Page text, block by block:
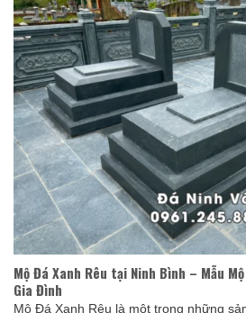
Mộ Đá Xanh Rêu tại Ninh Bình – Mẫu
Gia Đình
Mộ Đá Xanh Rêu là một trong những